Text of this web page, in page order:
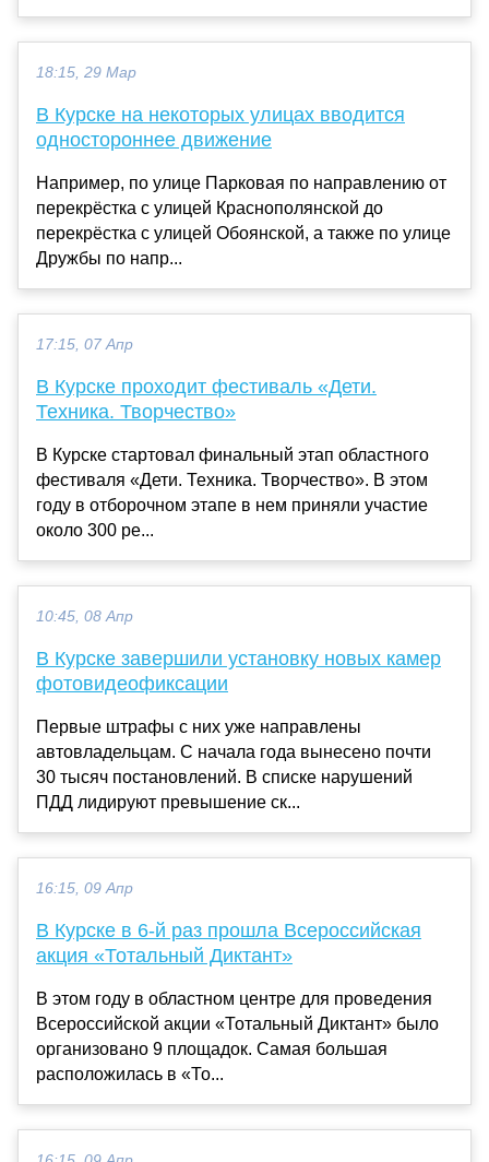
18:15, 29 Мар
В Курске на некоторых улицах вводится
одностороннее движение
Например, по улице Парковая по направлению от
перекрёстка с улицей Краснополянской до
перекрёстка с улицей Обоянской, а также по улице
Дружбы по напр...
17:15, 07 Апр
В Курске проходит фестиваль «Дети.
Техника. Творчество»
В Курске стартовал финальный этап областного
фестиваля «Дети. Техника. Творчество». В этом
году в отборочном этапе в нем приняли участие
около 300 ре...
10:45, 08 Апр
В Курске завершили установку новых камер
фотовидеофиксации
Первые штрафы с них уже направлены
автовладельцам. С начала года вынесено почти
30 тысяч постановлений. В списке нарушений
ПДД лидируют превышение ск...
16:15, 09 Апр
В Курске в 6-й раз прошла Всероссийская
акция «Тотальный Диктант»
В этом году в областном центре для проведения
Всероссийской акции «Тотальный Диктант» было
организовано 9 площадок. Самая большая
расположилась в «То...